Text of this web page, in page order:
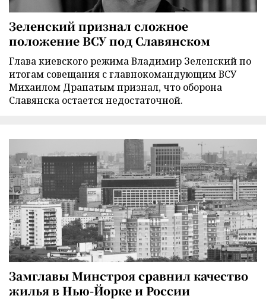
Зеленский признал сложное
положение ВСУ под Славянском
Глава киевского режима Владимир Зеленский по
итогам совещания с главнокомандующим ВСУ
Михаилом Драпатым признал, что оборона
Славянска остается недостаточной.
Замглавы Минстроя сравнил качество
жилья в Нью-Йорке и России